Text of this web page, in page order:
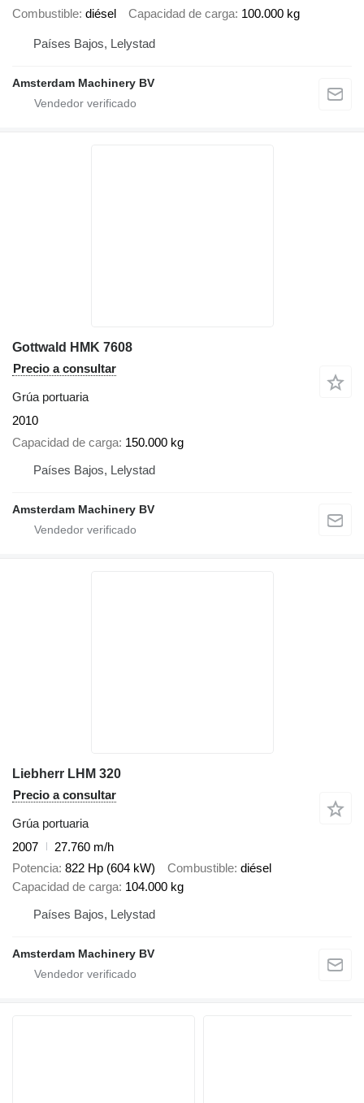
Combustible diésel Capacidad de carga 100.000 kg
Países Bajos, Lelystad
Amsterdam Machinery BV
Gottwald HMK 7608
Precio a consultar
Grúa portuaria
2010
Capacidad de carga 150.000 kg
Países Bajos, Lelystad
Amsterdam Machinery BV
Liebherr LHM 320
Precio a consultar
Grúa portuaria
2007
27.760 m/h
Potencia 822 Hp (604 kW) Combustible diésel
Capacidad de carga 104.000 kg
Países Bajos, Lelystad
Amsterdam Machinery BV